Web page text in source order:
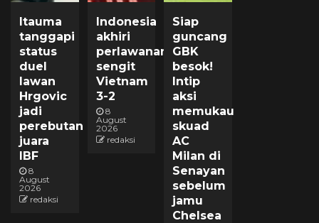
Itauma
tanggapi
status
duel
lawan
Hrgovic
jadi
perebutan
juara
IBF
8
August
2026
redaksi
Indonesia
akhiri
perlawanan
sengit
Vietnam
3-2
8
August
2026
redaksi
Siap
guncang
GBK
besok!
Intip
aksi
memukau
skuad
AC
Milan di
Senayan
sebelum
jamu
Chelsea